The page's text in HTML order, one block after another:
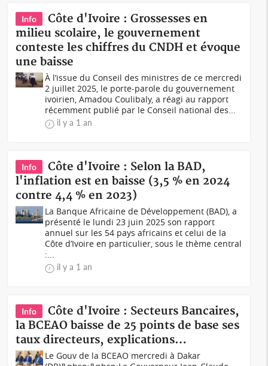
Info
Côte d'Ivoire : Grossesses en
milieu scolaire, le gouvernement
conteste les chiffres du CNDH et évoque
une baisse
À l’issue du Conseil des ministres de ce mercredi
2 juillet 2025, le porte-parole du gouvernement
ivoirien, Amadou Coulibaly, a réagi au rapport
récemment publié par le Conseil national des...
il y a 1 an
Info
Côte d'Ivoire : Selon la BAD,
l'inflation est en baisse (3,5 % en 2024
contre 4,4 % en 2023)
La Banque Africaine de Développement (BAD), a
présenté le lundi 23 juin 2025 son rapport
annuel sur les 54 pays africains et celui de la
Côte d’Ivoire en particulier, sous le thème central
:...
il y a 1 an
Info
Côte d'Ivoire : Secteurs Bancaires,
la BCEAO baisse de 25 points de base ses
taux directeurs, explications…
Le Gouv de la BCEAO mercredi à Dakar